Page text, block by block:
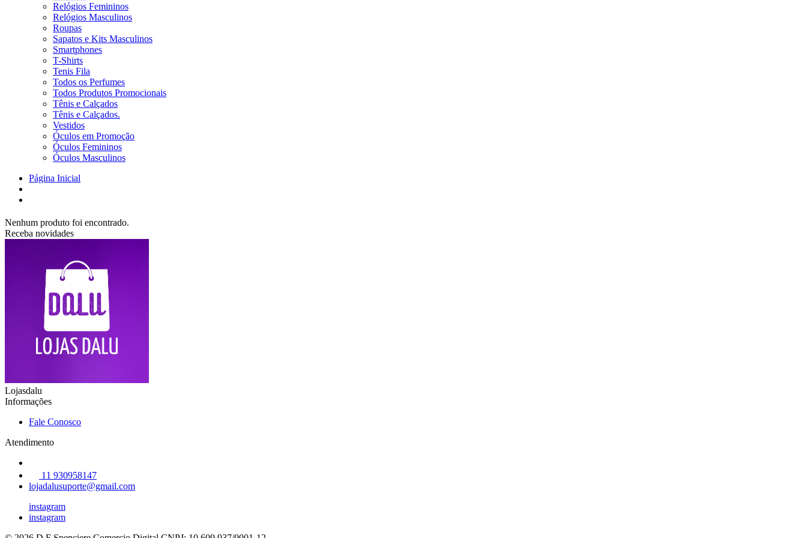
Relógios Femininos
Relógios Masculinos
Roupas
Sapatos e Kits Masculinos
Smartphones
T-Shirts
Tenis Fila
Todos os Perfumes
Todos Produtos Promocionais
Tênis e Calçados
Tênis e Calçados.
Vestidos
Óculos em Promoção
Óculos Femininos
Óculos Masculinos
Página Inicial
Nenhum produto foi encontrado.
Receba novidades
Lojasdalu
Informações
Fale Conosco
Atendimento
11 930958147
lojadalusuporte@gmail.com
instagram
instagram